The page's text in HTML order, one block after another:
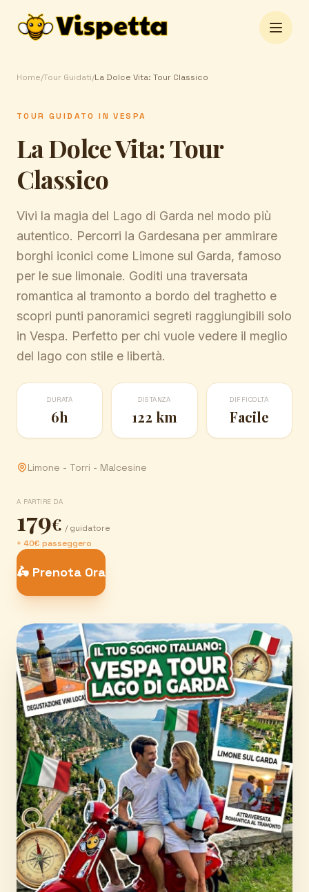
Open
Home/Tour Guidati/La Dolce Vita: Tour Classico
TOUR GUIDATO IN VESPA
La Dolce Vita: Tour
Classico
Vivi la magia del Lago di Garda nel modo più
autentico. Percorri la Gardesana per ammirare
borghi iconici come Limone sul Garda, famoso
per le sue limonaie. Goditi una traversata
romantica al tramonto a bordo del traghetto e
scopri punti panoramici segreti raggiungibili solo
in Vespa. Perfetto per chi vuole vedere il meglio
del lago con stile e libertà.
DURATA
6h
DISTANZA
122 km
DIFFICOLTÀ
Facile
Limone - Torri - Malcesine
A PARTIRE DA
179€ / guidatore
+ 40€ passeggero
🛵 Prenota Ora